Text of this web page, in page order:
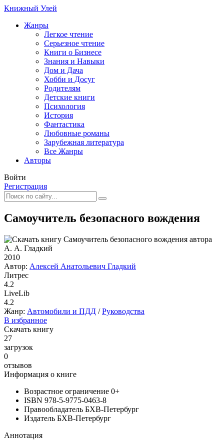
Книжный Улей
Жанры
Легкое чтение
Серьезное чтение
Книги о Бизнесе
Знания и Навыки
Дом и Дача
Хобби и Досуг
Родителям
Детские книги
Психология
История
Фантастика
Любовные романы
Зарубежная литература
Все Жанры
Авторы
Войти
Регистрация
Самоучитель безопасного вождения
2010
Автор: Алексей Анатольевич Гладкий
Литрес
4.2
LiveLib
4.2
Жанр: Автомобили и ПДД /Руководства
В избранное
Скачать книгу
27
загрузок
0
отзывов
Информация о книге
Возрастное ограничение 0+
ISBN 978-5-9775-0463-8
Правообладатель БХВ-Петербург
Издатель БХВ-Петербург
Аннотация